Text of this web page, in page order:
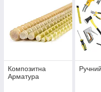
Композитна
Арматура